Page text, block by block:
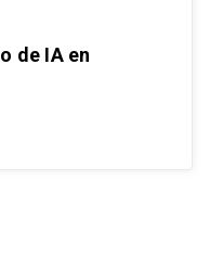
de IA en